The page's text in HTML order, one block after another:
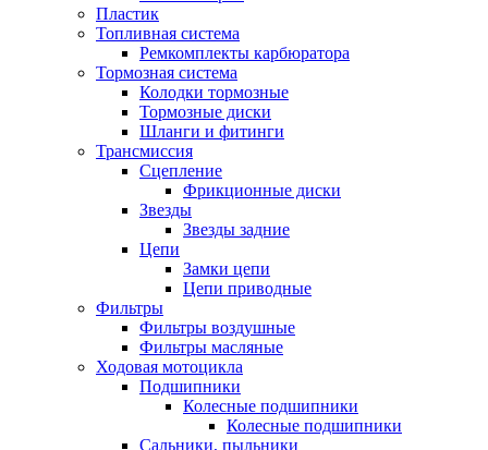
Пластик
Топливная система
Ремкомплекты карбюратора
Тормозная система
Колодки тормозные
Тормозные диски
Шланги и фитинги
Трансмиссия
Cцепление
Фрикционные диски
Звезды
Звезды задние
Цепи
Замки цепи
Цепи приводные
Фильтры
Фильтры воздушные
Фильтры масляные
Ходовая мотоцикла
Подшипники
Колесные подшипники
Колесные подшипники
Сальники, пыльники